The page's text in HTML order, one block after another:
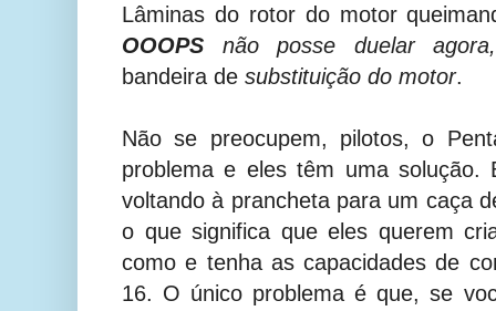
Lâminas do rotor do motor
OOOPS não posse duelar
bandeira de substituição do motor.
Não se preocupem, pilotos, o
problema e eles têm uma solução.
voltando à prancheta para um caça
o que significa que eles querem
como e tenha as capacidades de
16. O único problema é que, se